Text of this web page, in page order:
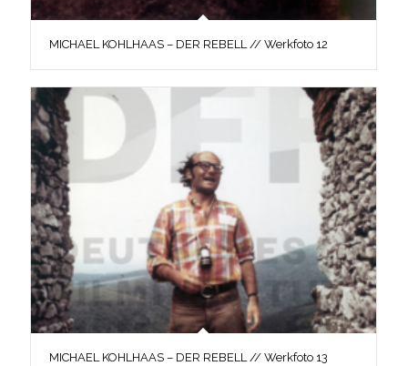
MICHAEL KOHLHAAS – DER REBELL // Werkfoto 12
MICHAEL KOHLHAAS – DER REBELL // Werkfoto 13